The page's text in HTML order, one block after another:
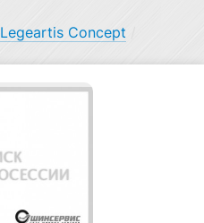
Legeartis Concept